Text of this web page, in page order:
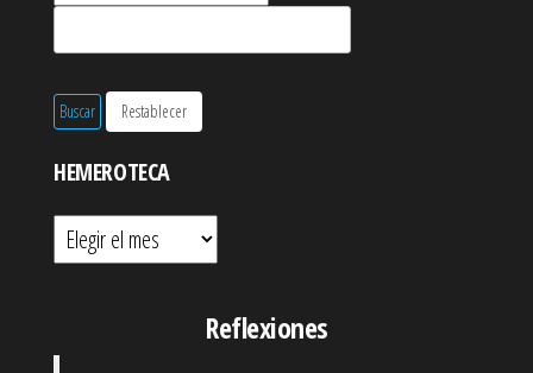
HEMEROTECA
Hemeroteca
Reflexiones